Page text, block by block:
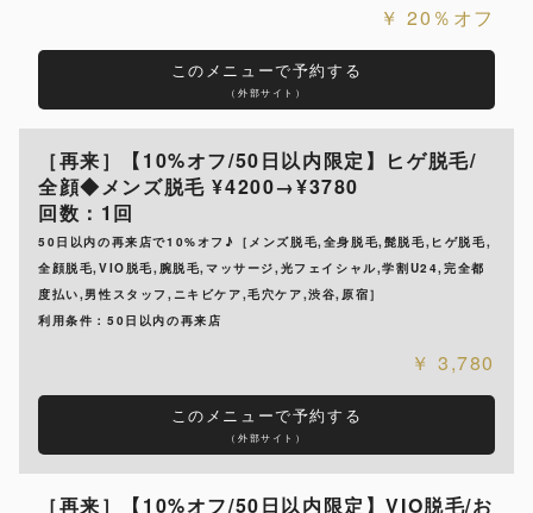
20％オフ
このメニューで予約する
（外部サイト）
［再来］【10%オフ/50日以内限定】ヒゲ脱毛/
全顔◆メンズ脱毛 ¥4200→¥3780
回数：1回
50日以内の再来店で10%オフ♪［メンズ脱毛,全身脱毛,髭脱毛,ヒゲ脱毛,
全顔脱毛,VIO脱毛,腕脱毛,マッサージ,光フェイシャル,学割U24,完全都
度払い,男性スタッフ,ニキビケア,毛穴ケア,渋谷,原宿］
利用条件：50日以内の再来店
3,780
このメニューで予約する
（外部サイト）
［再来］【10%オフ/50日以内限定】VIO脱毛/お